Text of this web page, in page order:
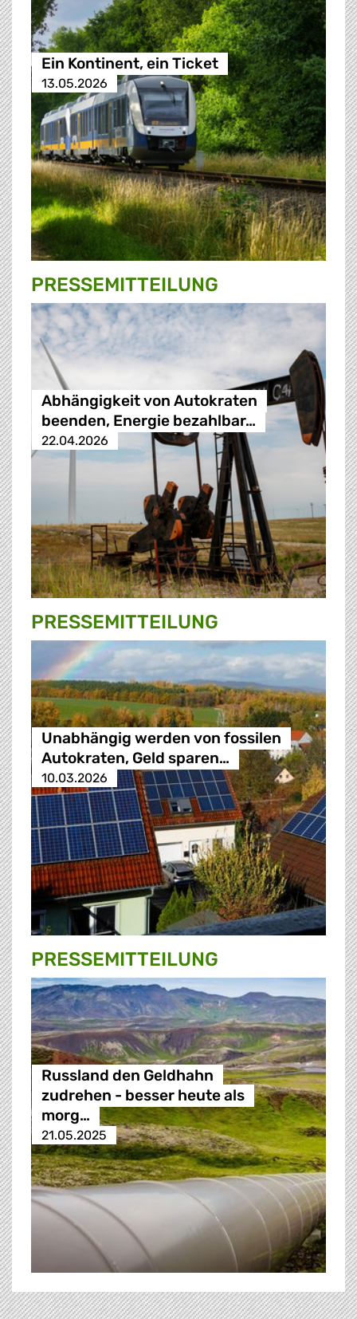
Ein Kontinent, ein Ticket
13.05.2026
PRESSE­MITTEILUNG
Abhängigkeit von Autokraten
beenden, Energie bezahlbar…
22.04.2026
PRESSE­MITTEILUNG
Unabhängig werden von fossilen
Autokraten, Geld sparen…
10.03.2026
PRESSE­MITTEILUNG
Russland den Geldhahn
zudrehen - besser heute als
morg…
21.05.2025